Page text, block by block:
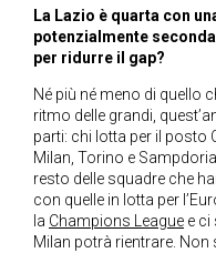
La Lazio è quarta con
potenzialmente
per ridurre il gap?
Né più né meno di quello
ritmo delle grandi,
parti: chi lotta per il posto
Milan, Torino e
resto delle squadre che
con quelle in lotta per
la Champions League e ci
Milan potrà rientrare.